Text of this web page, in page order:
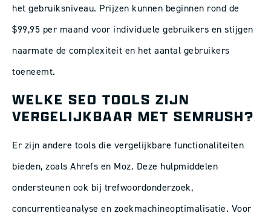
het gebruiksniveau. Prijzen kunnen beginnen rond de
$99,95 per maand voor individuele gebruikers en stijgen
naarmate de complexiteit en het aantal gebruikers
toeneemt.
WELKE SEO TOOLS ZIJN
VERGELIJKBAAR MET SEMRUSH?
Er zijn andere tools die vergelijkbare functionaliteiten
bieden, zoals Ahrefs en Moz. Deze hulpmiddelen
ondersteunen ook bij trefwoordonderzoek,
concurrentieanalyse en zoekmachineoptimalisatie. Voor